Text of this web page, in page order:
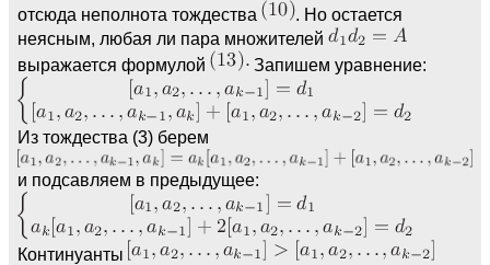
отсюда неполнота тождества
. Но остается
неясным, любая ли пара множителей
выражается формулой
Запишем уравнение:
Из тождества (3) берем
и подсавляем в предыдущее:
Континуанты